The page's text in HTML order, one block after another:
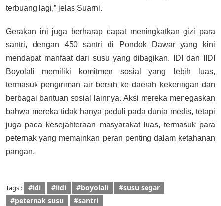
terbuang lagi,” jelas Suarni.
Gerakan ini juga berharap dapat meningkatkan gizi para
santri, dengan 450 santri di Pondok Dawar yang kini
mendapat manfaat dari susu yang dibagikan. IDI dan IIDI
Boyolali memiliki komitmen sosial yang lebih luas,
termasuk pengiriman air bersih ke daerah kekeringan dan
berbagai bantuan sosial lainnya. Aksi mereka menegaskan
bahwa mereka tidak hanya peduli pada dunia medis, tetapi
juga pada kesejahteraan masyarakat luas, termasuk para
peternak yang memainkan peran penting dalam ketahanan
pangan.
Tags : #idi #iidi #boyolali
#susu segar
#peternak susu
#santri